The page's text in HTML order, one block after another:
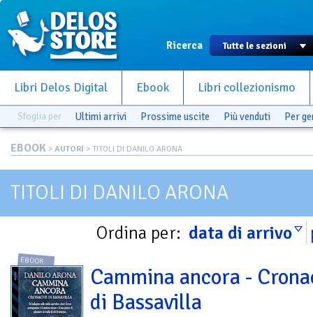
Ricerca
Libri Delos Digital Ebook Libri collezionismo
Sfoglia per Ultimi arrivi Prossime uscite Più venduti Per
EBOOK > AUTORI > TITOLI DI DANILO ARONA
TITOLI DI DANILO ARONA
Ordina per: data di arrivo
EBOOK
Cammina ancora -
di Bassavilla